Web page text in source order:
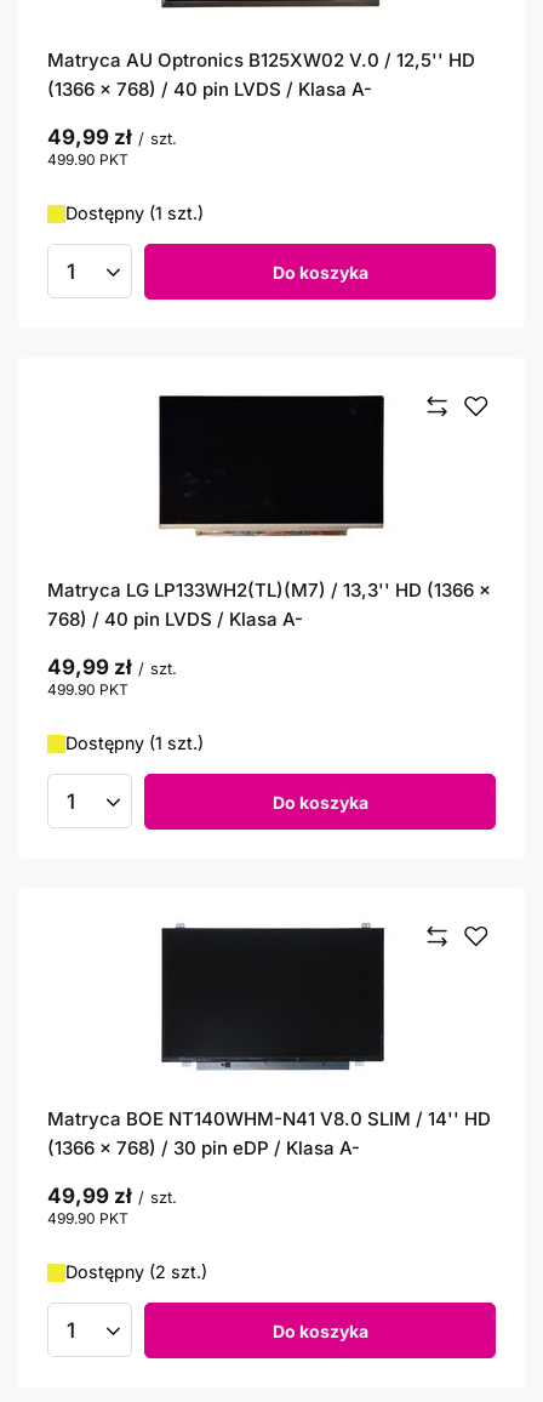
Matryca AU Optronics B125XW02 V.0 / 12,5'' HD
(1366 x 768) / 40 pin LVDS / Klasa A-
49,99 zł / szt.
499.90 PKT
Dostępny (1 szt.)
Ilość produktów Do koszyka
Matryca LG LP133WH2(TL)(M7) / 13,3'' HD (1366 x
768) / 40 pin LVDS / Klasa A-
49,99 zł / szt.
499.90 PKT
Dostępny (1 szt.)
Ilość produktów Do koszyka
Matryca BOE NT140WHM-N41 V8.0 SLIM / 14'' HD
(1366 x 768) / 30 pin eDP / Klasa A-
49,99 zł / szt.
499.90 PKT
Dostępny (2 szt.)
Ilość produktów Do koszyka